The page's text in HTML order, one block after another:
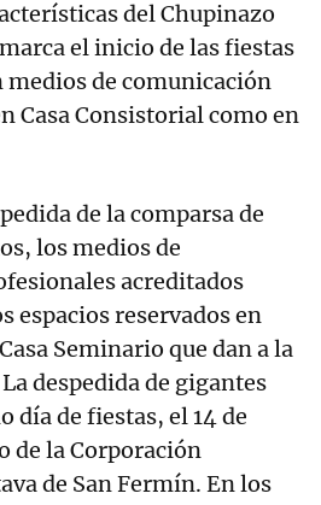
del Chupinazo
el inicio de las fiestas
medios de comunicación
Casa Consistorial como en
de la comparsa de
los medios de
acreditados
espacios reservados en
Seminario que dan a la
despedida de gigantes
día de fiestas, el 14 de
de la Corporación
de San Fermín. En los